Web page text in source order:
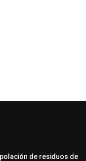
de residuos de